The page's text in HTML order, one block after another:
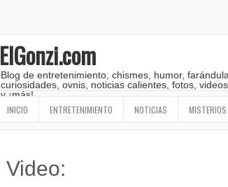
ElGonzi.com
Blog de entretenimiento, chismes, humor, farándula,
curiosidades, ovnis, noticias calientes, fotos,
y ¡más!
INICIO ENTRETENIMIENTO NOTICIAS MISTERIOS
Video: